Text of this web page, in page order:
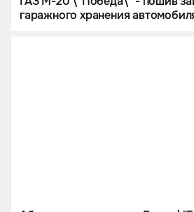
гаражного хранения